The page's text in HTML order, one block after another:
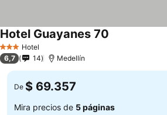
3 Estrellas
Hotel
Hotel Guayanes 70
6,7 14 Medellín
De $ 69.357
Mira precios de 5 páginas